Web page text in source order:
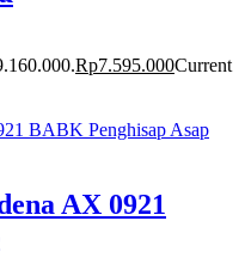
Rp7.595.000Current
AX 0921